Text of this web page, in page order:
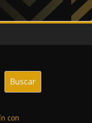
Buscar
con